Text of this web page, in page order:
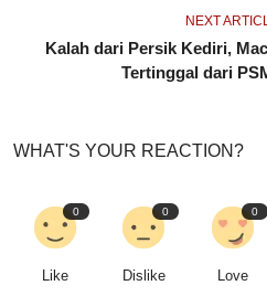
NEXT
Kalah dari Persik Kediri,
Tertinggal dari
WHAT'S YOUR REACTION?
0
Like
0
Dislike
0
Love